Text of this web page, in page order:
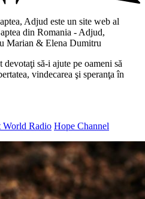
Adjud este un site web al
din Romania - Adjud,
Marian & Elena Dumitru
să-i ajute pe oameni să
vindecarea şi speranţa în
World Radio Hope Channel